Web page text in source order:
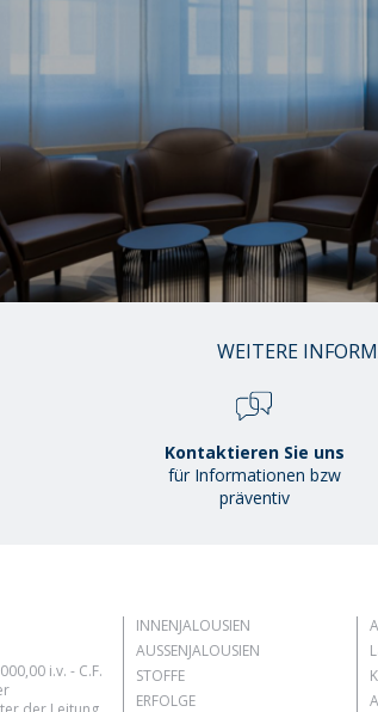
/
WEITERE
Kontaktieren Sie uns
für Informationen bzw
präventiv
i.v. - C.F.
INNENJALOUSIEN
AUSSENJALOUSIEN
STOFFE
ERFOLGE